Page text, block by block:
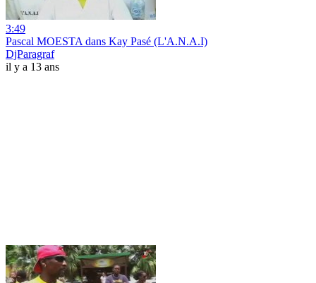
3:49
Pascal MOESTA dans Kay Pasé (L'A.N.A.I)
DjParagraf
il y a 13 ans